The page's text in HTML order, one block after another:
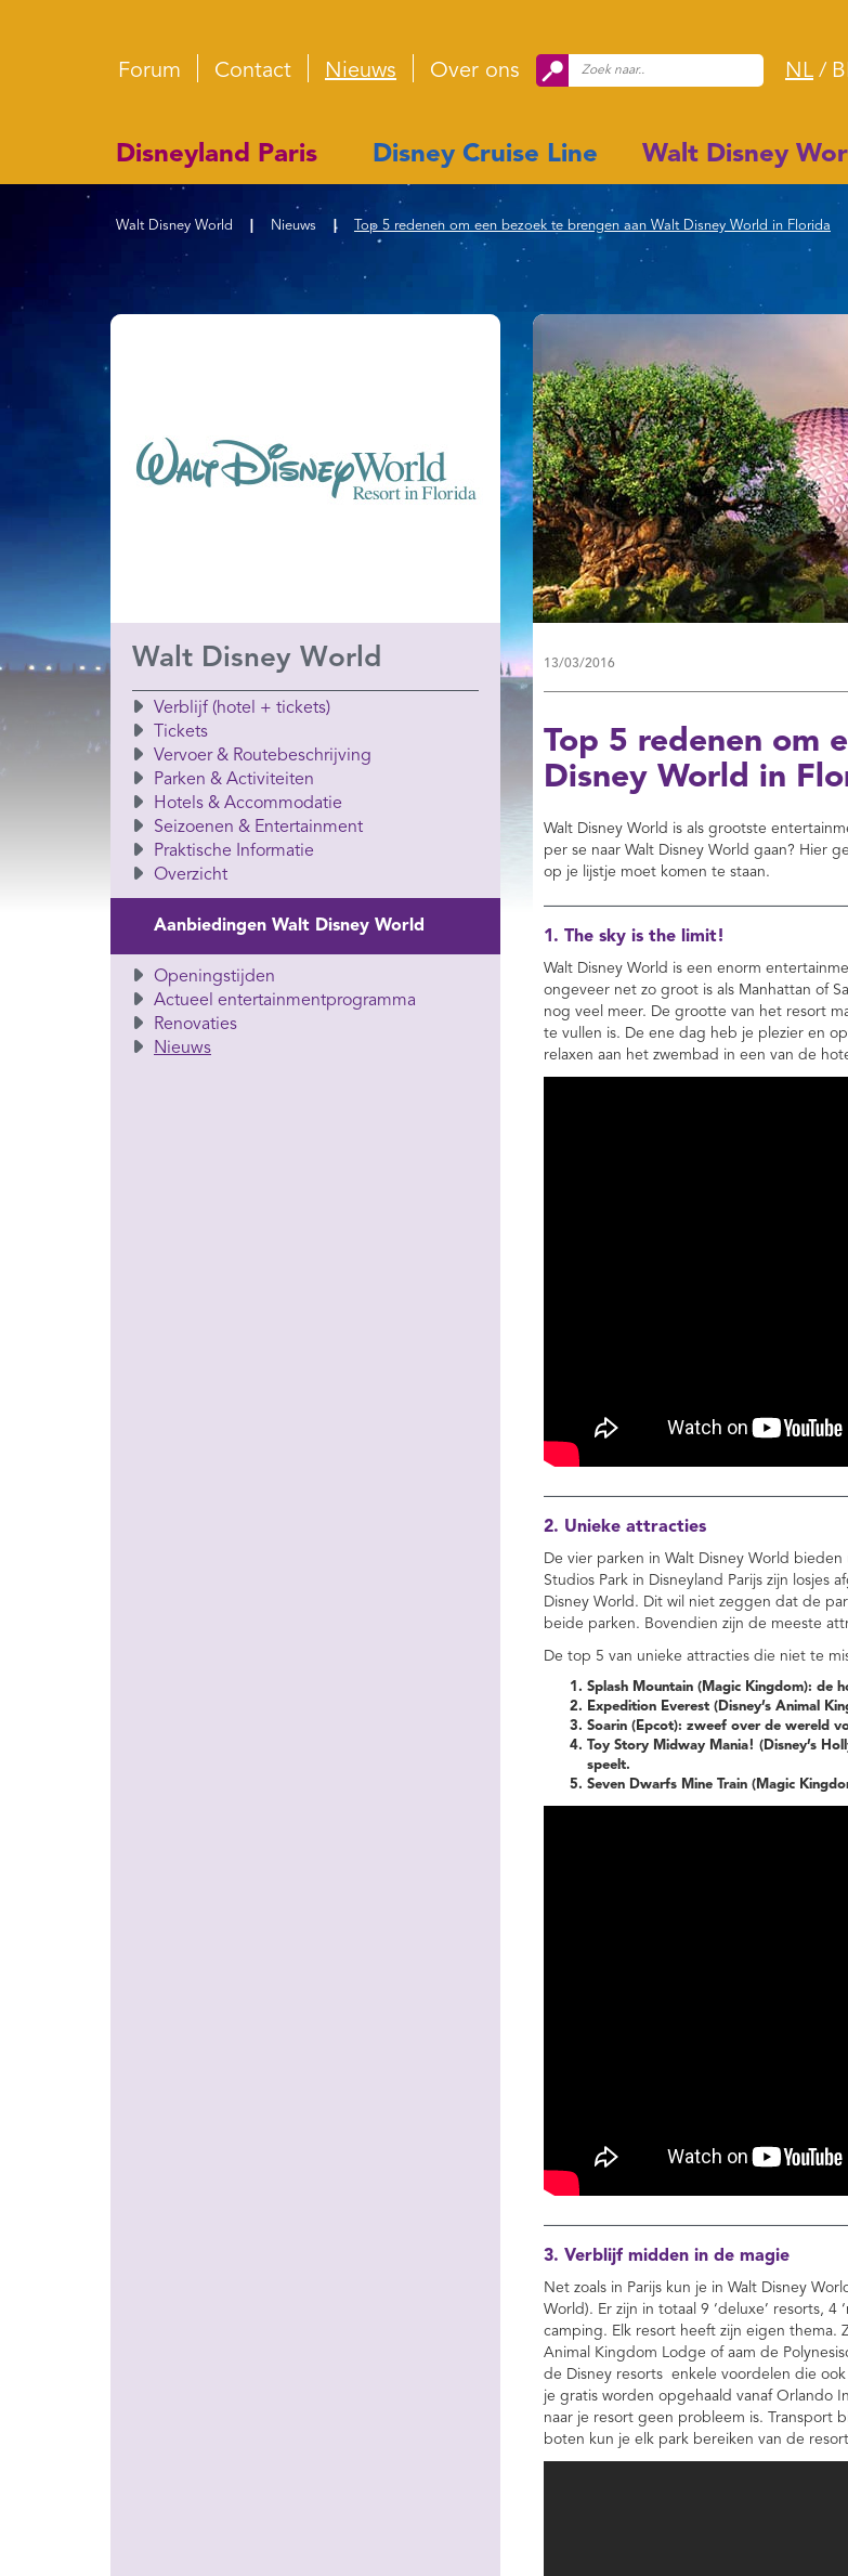
Forum Contact Nieuws Over ons NL /
Disneyland Paris Disney Cruise Line Walt Disney
Walt Disney World Nieuws | Top 5 redenen om een bezoek te brengen aan Walt Disney World in Florida
Walt Disney World
Verblijf (hotel + tickets)
Tickets
Vervoer & Routebeschrijving
Parken & Activiteiten
Hotels & Accommodatie
Seizoenen & Entertainment
Praktische Informatie
Overzicht
Aanbiedingen Walt Disney World
Openingstijden
Actueel entertainmentprogramma
Renovaties
Nieuws
13/03/2016
Top 5 redenen om
Disney World in
Walt Disney World is als grootste
per se naar Walt Disney World gaan? Hier
op je lijstje moet komen te staan.
1. The sky is the limit!
Walt Disney World is een enorm
ongeveer net zo groot is als Manhattan of
nog veel meer. De grootte van het resort
te vullen is. De ene dag heb je plezier en
relaxen aan het zwembad in een van de
2. Unieke attracties
De vier parken in Walt Disney World
Studios Park in Disneyland Parijs zijn losjes
Disney World. Dit wil niet zeggen dat de
beide parken. Bovendien zijn de meeste
De top 5 van unieke attracties die niet te
Splash Mountain (Magic Kingdom): de
Expedition Everest (Disney’s Animal
Soarin (Epcot): zweef over de wereld
Toy Story Midway Mania! (Disney’s
speelt.
Seven Dwarfs Mine Train (Magic
3. Verblijf midden in de magie
Net zoals in Parijs kun je in Walt Disney
World). Er zijn in totaal 9 ‘deluxe’ resorts, 4
camping. Elk resort heeft zijn eigen thema.
Animal Kingdom Lodge of aam de
de Disney resorts enkele voordelen die ook
je gratis worden opgehaald vanaf Orlando
naar je resort geen probleem is. Transport
boten kun je elk park bereiken van de